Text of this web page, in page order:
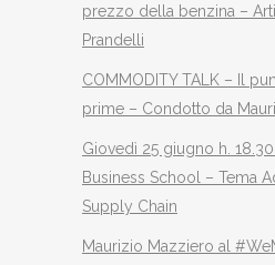
prezzo della benzina –
Prandelli
COMMODITY TALK – Il
prime – Condotto da
Giovedì 25 giugno h.
Business School – Tema
Supply Chain
Maurizio Mazziero al